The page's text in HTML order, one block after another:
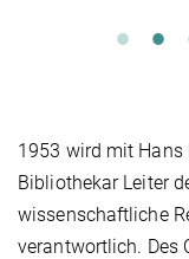
1953 wird mit Hans
Bibliothekar Leiter
wissenschaftliche
verantwortlich. Des